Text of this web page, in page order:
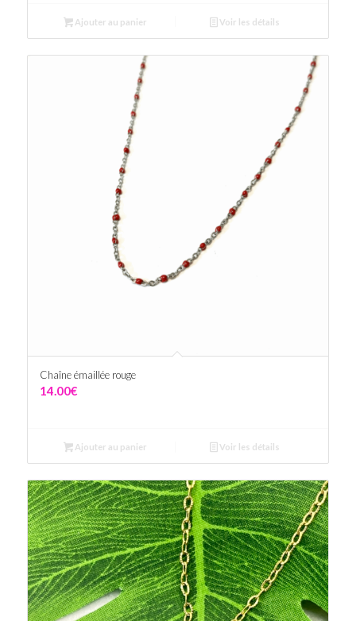
Ajouter au panier Voir les détails
Chaîne émaillée rouge
14.00€
Ajouter au panier Voir les détails